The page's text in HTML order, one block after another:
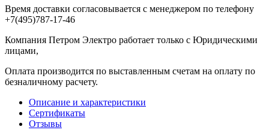
Время доставки согласовывается с менеджером по телефону
+7(495)787-17-46
Компания Петром Электро работает только с Юридическими
лицами,
Оплата производится по выставленным счетам на оплату по
безналичному расчету.
Описание и характеристики
Сертификаты
Отзывы